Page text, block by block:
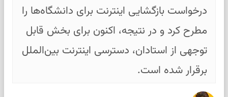
درخواست بازگشایی اینترنت برای دانشگاه‌ها را
مطرح کرد و در نتیجه، اکنون برای بخش قابل
توجهی از استادان، دسترسی اینترنت بین‌الملل
برقرار شده است.